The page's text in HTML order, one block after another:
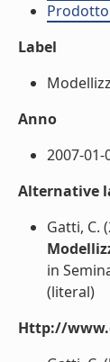
Label
Anno
2007-01-
Alternative
Gatti, C.
in
(literal)
Http://